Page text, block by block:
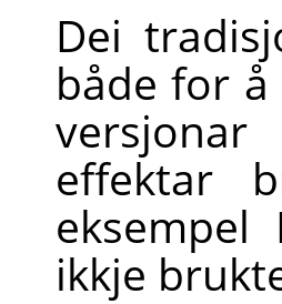
Dei
både for
effektar
ikkje